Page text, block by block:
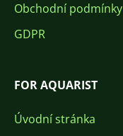
Obchodní podmínky
GDPR
FOR AQUARIST
Úvodní stránka